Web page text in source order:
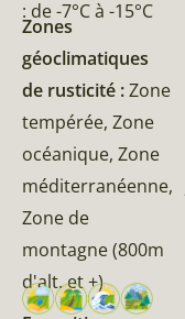
: de -7°C à -15°C
Zones
géoclimatiques
de rusticité :Zone
tempérée, Zone
océanique, Zone
méditerranéenne,
Zone de
montagne (800m
d'alt. et +)